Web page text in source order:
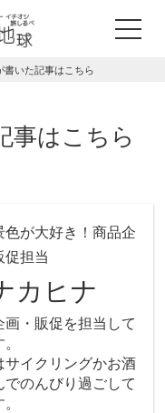
書いた記事はこちら
事はこちら
色が大好き！商品企
促担当
カヒナ
画・販促を担当して
サイクリングかお酒
でのんびり過ごして